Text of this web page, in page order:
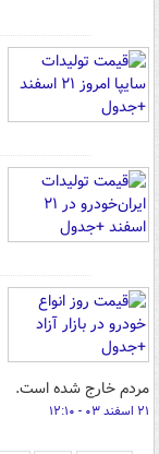
مردم خارج شده است.
۲۱ اسفند ۰۳ - ۱۲:۱۰